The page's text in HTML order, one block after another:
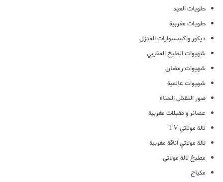
حلويات العيد
حلويات مغربية
ديكور واكسسوارات المنزل
شهيوات الطبخ المغربي
شهيوات رمضان
شهيوات عالمية
صور النقش الحناء
عصائر و مقبلات مغربية
لالة مولاتي TV
لالة مولاتي اناقة مغربية
مطبخ لالة مولاتي
مكياج